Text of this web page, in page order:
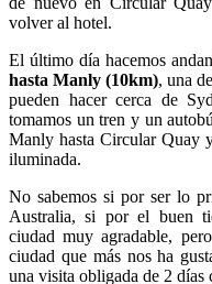
volver al hotel.
El último día hacemos
hasta Manly (10km), una
pueden hacer cerca de
tomamos un tren y un
Manly hasta Circular Quay
iluminada.
No sabemos si por ser lo
Australia, si por el buen
ciudad muy agradable,
ciudad que más nos ha
una visita obligada de 2 días